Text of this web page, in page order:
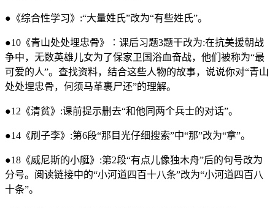
●《综合性学习》:“大量姓氏”改为“有些姓氏”。
●10《青山处处埋忠骨》∶课后习题3题干改为:在抗美援朝战
争中，无数英雄儿女为了保家卫国浴血奋战，他们被称为“最
可爱的人”。查找资料，结合这些人物的故事，说说你对“青山
处处埋忠骨，何须马革裹尸还”的理解。
●12《清贫》:课前提示删去“和他同两个兵士的对话”。
●14《刷子李》:第6段“那目光仔细搜索”中“那”改为“拿”。
●18《威尼斯的小艇》:第2段“有点儿像独木舟”后的句号改为
分号。阅读链接中的“小河道四百十八条”改为“小河道四百八
十条”。